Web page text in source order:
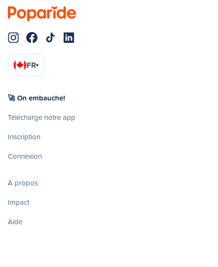
FR▾
🚀 On embauche!
Télécharge notre app
Inscription
Connexion
À propos
Impact
Aide